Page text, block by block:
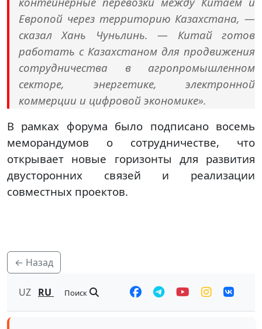
Европой через территорию Казахстана, —
сказал Хань Чуньлинь. — Китай готов
работать с Казахстаном для продвижения
сотрудничества в агропромышленном
секторе, энергетике, электронной
коммерции и цифровой экономике».
В рамках форума было подписано восемь
меморандумов о сотрудничестве, что
открывает новые горизонты для развития
двусторонних связей и реализации
совместных проектов.
← Назад
UZ RU Поиск